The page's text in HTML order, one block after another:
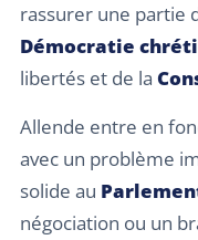
rassurer une partie
Démocratie
libertés et de la
Allende entre en
avec un problème
solide au
négociation ou un